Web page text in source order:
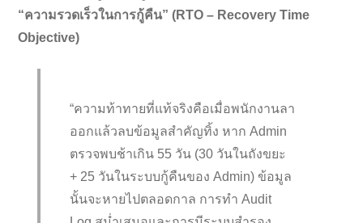
“ความรวดเร็วในการกู้คืน” (RTO – Recovery Time
Objective)
“ความท้าทายที่แท้จริงคือเมื่อพนักงานลา
ออกแล้วลบข้อมูลสำคัญทิ้ง หาก Admin
ตรวจพบช้าเกิน 55 วัน (30 วันในถังขยะ
+ 25 วันในระบบกู้คืนของ Admin) ข้อมูล
นั้นจะหายไปตลอดกาล การทำ Audit